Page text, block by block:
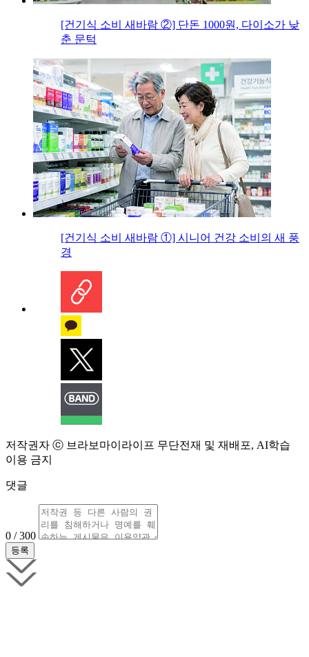
[건기식 소비 새바람 ②] 단돈 1000원, 다이소가 낮
춘 문턱
[건기식 소비 새바람 ①] 시니어 건강 소비의 새 풍
경
저작권자 ⓒ 브라보마이라이프 무단전재 및 재배포, AI학습
이용 금지
댓글
0 / 300